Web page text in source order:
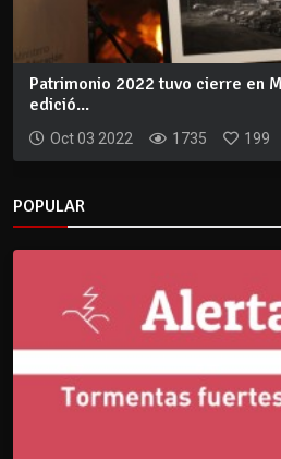
Patrimonio 2022 tuvo cierre en
edició...
Oct 03 2022 1735 199
POPULAR